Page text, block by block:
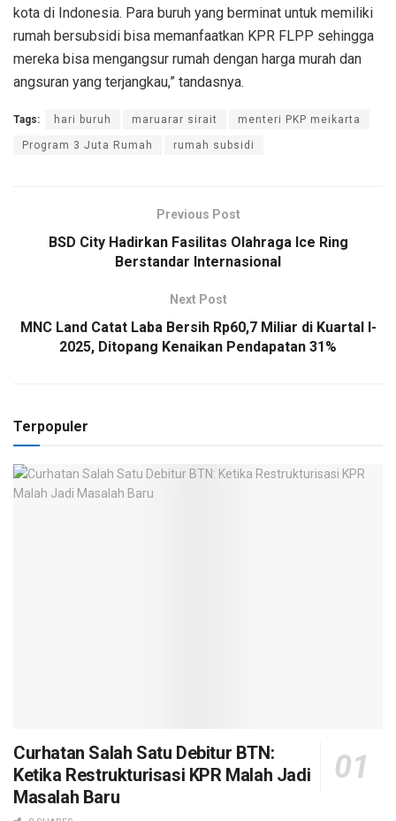
kota di Indonesia. Para buruh yang berminat untuk memiliki
rumah bersubsidi bisa memanfaatkan KPR FLPP sehingga
mereka bisa mengangsur rumah dengan harga murah dan
angsuran yang terjangkau,” tandasnya.
Tags: hari buruh maruarar sirait menteri PKP meikarta
Program 3 Juta Rumah rumah subsidi
Previous Post
BSD City Hadirkan Fasilitas Olahraga Ice Ring
Berstandar Internasional
Next Post
MNC Land Catat Laba Bersih Rp60,7 Miliar di Kuartal I-
2025, Ditopang Kenaikan Pendapatan 31%
Terpopuler
Curhatan Salah Satu Debitur BTN:
Ketika Restrukturisasi KPR Malah Jadi
Masalah Baru